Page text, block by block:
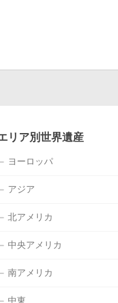
リア別世界遺産
ヨーロッパ
アジア
北アメリカ
中央アメリカ
南アメリカ
中東